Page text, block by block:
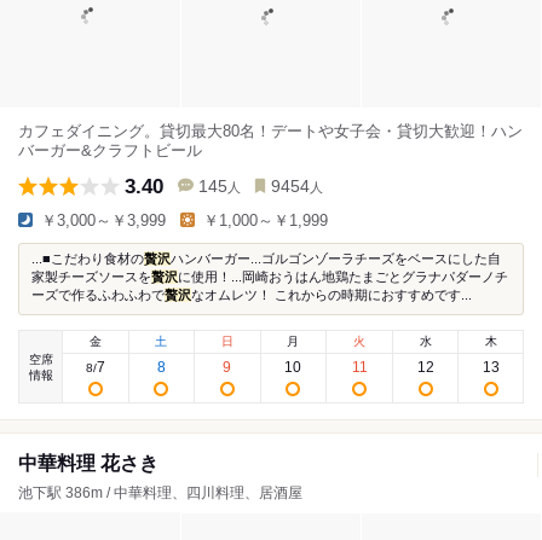
カフェダイニング。貸切最大80名！デートや女子会・貸切大歓迎！ハン
バーガー&クラフトビール
3.40 145 人 9454 人
￥3,000～￥3,999 ￥1,000～￥1,999
...■こだわり食材の贅沢ハンバーガー...ゴルゴンゾーラチーズをベースにした自
家製チーズソースを贅沢に使用！...岡崎おうはん地鶏たまごとグラナパダーノチ
ーズで作るふわふわで贅沢なオムレツ！ これからの時期におすすめです...
空席
情報
金
8/7
土
8
日
9
月
10
火
11
水
12
木
13
中華料理 花さき
池下駅 386m / 中華料理、四川料理、居酒屋